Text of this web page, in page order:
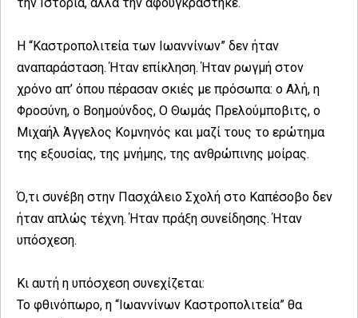
την Ιστορία, αλλά την αφουγκράστηκε.
Η “Καστροπολιτεία των Ιωαννίνων” δεν ήταν
αναπαράσταση. Ήταν επίκληση. Ήταν ρωγμή στον
χρόνο απ’ όπου πέρασαν σκιές με πρόσωπα: ο Αλή, η
Φροσύνη, ο Βοημούνδος, Ο Θωμάς Πρελούμποβιτς, ο
Μιχαήλ Άγγελος Κομνηνός και μαζί τους το ερώτημα
της εξουσίας, της μνήμης, της ανθρώπινης μοίρας.
Ό,τι συνέβη στην Πασχάλειο Σχολή στο Καπέσοβο δεν
ήταν απλώς τέχνη. Ήταν πράξη συνείδησης. Ήταν
υπόσχεση.
Κι αυτή η υπόσχεση συνεχίζεται:
Το φθινόπωρο, η “Ιωαννίνων Καστροπολιτεία” θα